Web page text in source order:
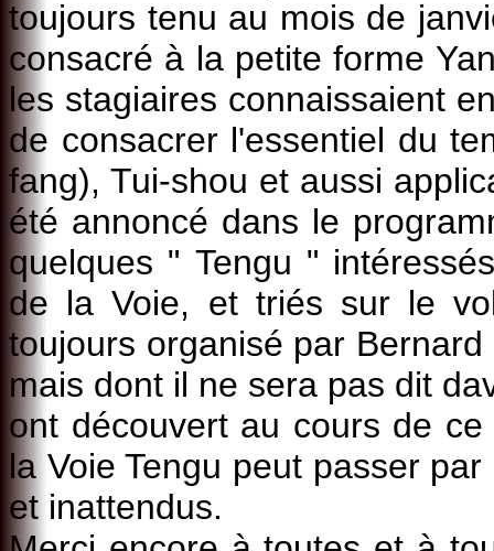
toujours tenu au mois de
consacré à la petite forme
les stagiaires connaissaient
de consacrer l'essentiel du
fang), Tui-shou et aussi
été annoncé dans le
quelques " Tengu "
de la Voie, et triés sur le
toujours organisé par
mais dont il ne sera pas dit
ont découvert au cours de
la Voie Tengu peut passer
et inattendus.